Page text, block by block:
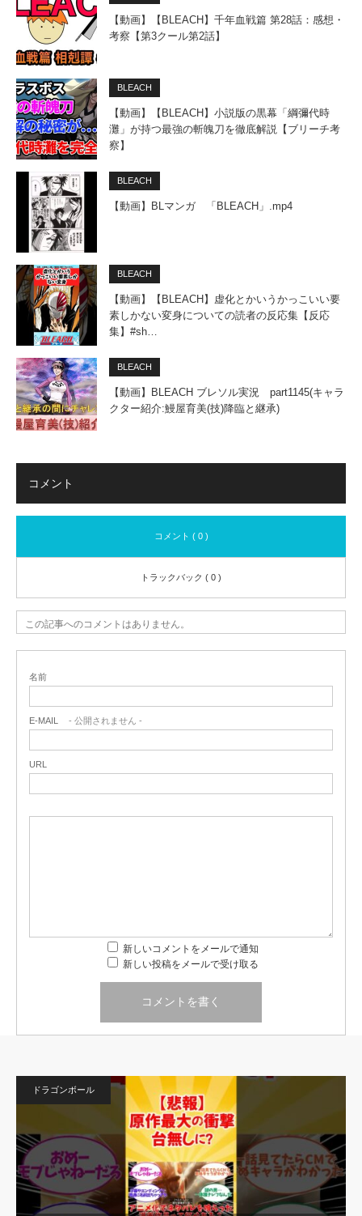
【動画】【BLEACH】千年血戦篇 第28話：感想・
考察【第3クール第2話】
BLEACH
【動画】【BLEACH】小説版の黒幕「綱彌代時
灘」が持つ最強の斬魄刀を徹底解説【ブリーチ考
察】
BLEACH
【動画】BLマンガ 「BLEACH」.mp4
BLEACH
【動画】【BLEACH】虚化とかいうかっこいい要
素しかない変身についての読者の反応集【反応
集】#sh…
BLEACH
【動画】BLEACH ブレソル実況 part1145(キャラ
クター紹介:鰻屋育美(技)降臨と継承)
コメント
コメント ( 0 )
トラックバック ( 0 )
この記事へのコメントはありません。
名前
E-MAIL - 公開されません -
URL
新しいコメントをメールで通知
新しい投稿をメールで受け取る
ドラゴンボール